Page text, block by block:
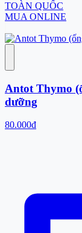
TOÀN QUỐC
MUA ONLINE
Antot Thymo
dưỡng
80.000đ